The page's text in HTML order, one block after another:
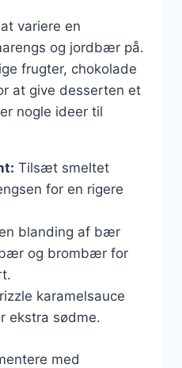
variere en
og jordbær på.
frugter, chokolade
at give desserten et
nogle ideer til
Tilsæt smeltet
for en rigere
blanding af bær
og brombær for
karamelsauce
ekstra sødme.
med